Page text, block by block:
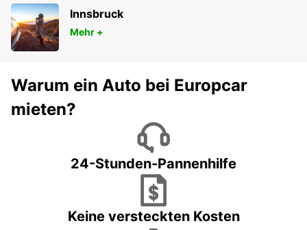
Innsbruck
Mehr +
Warum ein Auto bei Europcar
mieten?
24-Stunden-Pannenhilfe
Keine versteckten Kosten